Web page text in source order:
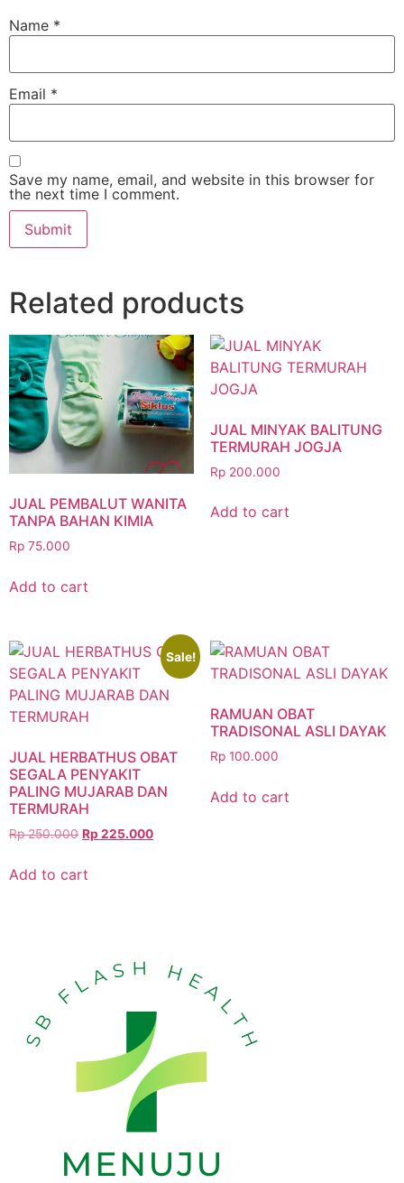
Name *
Email *
Save my name, email, and website in this browser for
the next time I comment.
Related products
JUAL PEMBALUT WANITA
TANPA BAHAN KIMIA
Rp 75.000
Add to cart
JUAL MINYAK BALITUNG
TERMURAH JOGJA
Rp200.000
Add to cart
Sale!
JUAL HERBATHUS OBAT
SEGALA PENYAKIT
PALING MUJARAB DAN
TERMURAH
Rp250.000 Rp 225.000
Add to cart
RAMUAN OBAT
TRADISONAL ASLI DAYAK
Rp100.000
Add to cart